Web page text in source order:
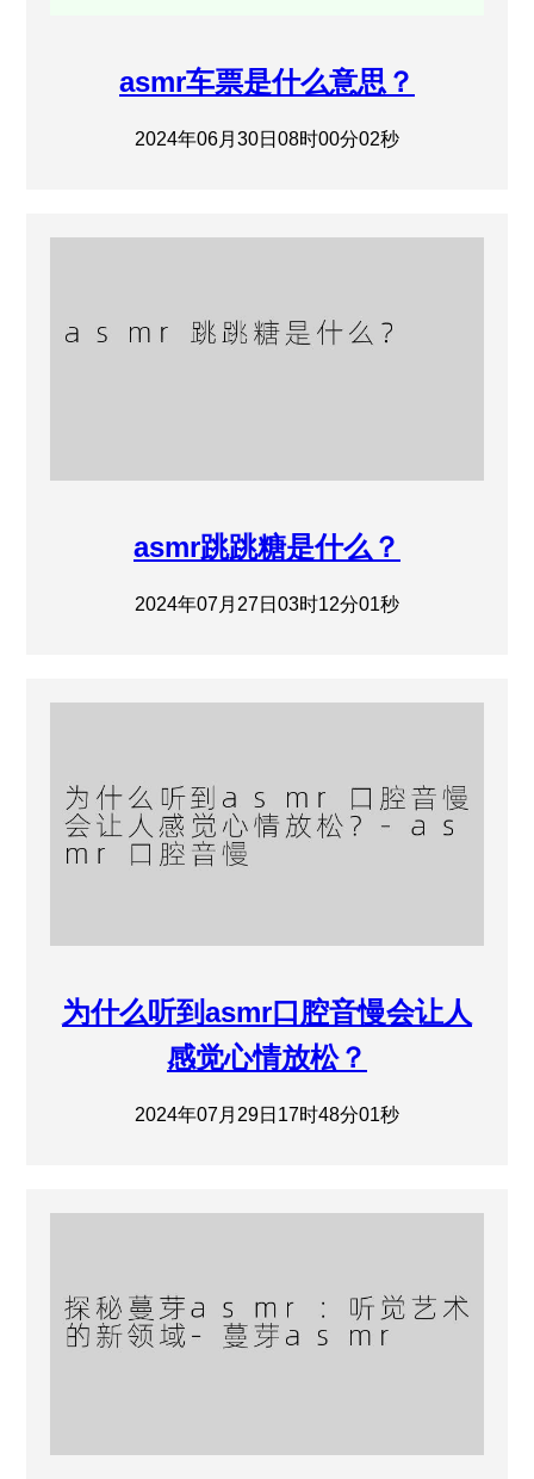
asmr车票是什么意思？
2024年06月30日08时00分02秒
asmr跳跳糖是什么？
2024年07月27日03时12分01秒
为什么听到asmr口腔音慢会让人
感觉心情放松？
2024年07月29日17时48分01秒